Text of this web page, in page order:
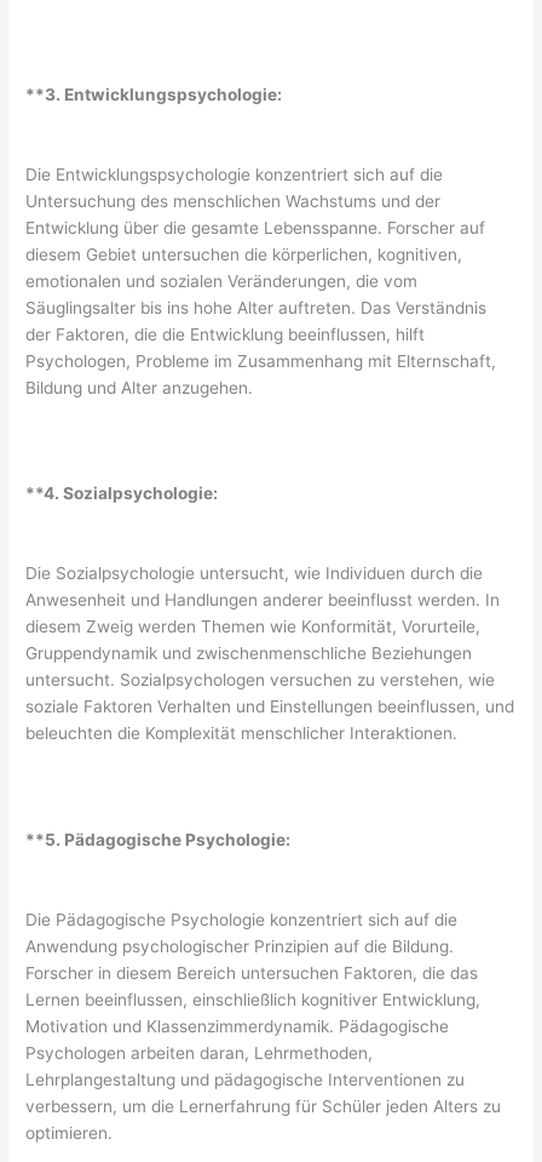
**3. Entwicklungspsychologie:
Die Entwicklungspsychologie konzentriert sich auf die
Untersuchung des menschlichen Wachstums und der
Entwicklung über die gesamte Lebensspanne. Forscher auf
diesem Gebiet untersuchen die körperlichen, kognitiven,
emotionalen und sozialen Veränderungen, die vom
Säuglingsalter bis ins hohe Alter auftreten. Das Verständnis
der Faktoren, die die Entwicklung beeinflussen, hilft
Psychologen, Probleme im Zusammenhang mit Elternschaft,
Bildung und Alter anzugehen.
**4. Sozialpsychologie:
Die Sozialpsychologie untersucht, wie Individuen durch die
Anwesenheit und Handlungen anderer beeinflusst werden. In
diesem Zweig werden Themen wie Konformität, Vorurteile,
Gruppendynamik und zwischenmenschliche Beziehungen
untersucht. Sozialpsychologen versuchen zu verstehen, wie
soziale Faktoren Verhalten und Einstellungen beeinflussen, und
beleuchten die Komplexität menschlicher Interaktionen.
**5. Pädagogische Psychologie:
Die Pädagogische Psychologie konzentriert sich auf die
Anwendung psychologischer Prinzipien auf die Bildung.
Forscher in diesem Bereich untersuchen Faktoren, die das
Lernen beeinflussen, einschließlich kognitiver Entwicklung,
Motivation und Klassenzimmerdynamik. Pädagogische
Psychologen arbeiten daran, Lehrmethoden,
Lehrplangestaltung und pädagogische Interventionen zu
verbessern, um die Lernerfahrung für Schüler jeden Alters zu
optimieren.